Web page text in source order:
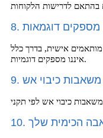
מותאמים אישית, בדרך כלל
איננו מספקים דוגמיות.